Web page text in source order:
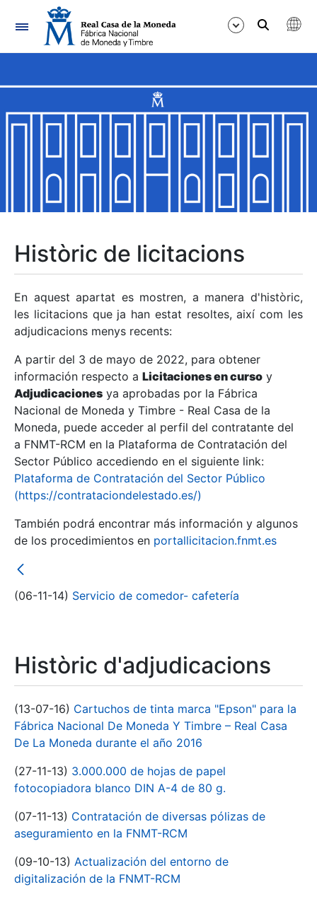
Navegació
Mostra/Amaga
Mostra/Amaga
Mostra/Amaga
Mostra/Amaga
Mostra/Amaga
Històric de licitacions
En aquest apartat es mostren, a manera d'històric,
les licitacions que ja han estat resoltes, així com les
adjudicacions menys recents:
A partir del 3 de mayo de 2022, para obtener
información respecto a Licitaciones en curso y
Adjudicaciones ya aprobadas por la Fábrica
Nacional de Moneda y Timbre - Real Casa de la
Moneda, puede acceder al perfil del contratante del
a FNMT-RCM en la Plataforma de Contratación del
Sector Público accediendo en el siguiente link:
Plataforma de Contratación del Sector Público
(https://contrataciondelestado.es/)
También podrá encontrar más información y algunos
de los procedimientos en portallicitacion.fnmt.es
(06-11-14) Servicio de comedor- cafetería
Històric d'adjudicacions
(13-07-16) Cartuchos de tinta marca "Epson" para la
Fábrica Nacional De Moneda Y Timbre – Real Casa
De La Moneda durante el año 2016
(27-11-13) 3.000.000 de hojas de papel
fotocopiadora blanco DIN A-4 de 80 g.
(07-11-13) Contratación de diversas pólizas de
aseguramiento en la FNMT-RCM
(09-10-13) Actualización del entorno de
digitalización de la FNMT-RCM